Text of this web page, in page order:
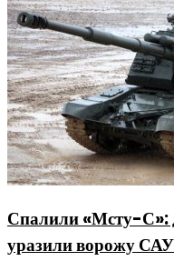
Спалили «Мсту-С»:
уразили ворожу САУ